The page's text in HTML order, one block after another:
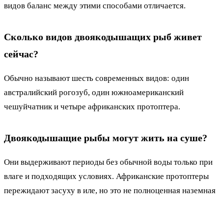
видов баланс между этими способами отличается.
Сколько видов двоякодышащих рыб живет
сейчас?
Обычно называют шесть современных видов: один
австралийский рогозуб, один южноамериканский
чешуйчатник и четыре африканских протоптера.
Двоякодышащие рыбы могут жить на суше?
Они выдерживают периоды без обычной воды только при
влаге и подходящих условиях. Африканские протоптеры
пережидают засуху в иле, но это не полноценная наземная